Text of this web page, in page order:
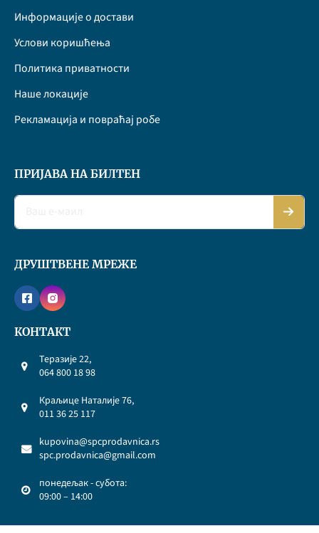
Информације о достави
Услови коришћења
Политика приватности
Наше локације
Рекламација и повраћај робе
ПРИЈАВА НА БИЛТЕН
ДРУШТВЕНЕ МРЕЖЕ
КОНТАКТ
Теразије 22,
064 800 18 98
Краљице Наталије 76,
011 36 25 117
kupovina@spcprodavnica.rs
spc.prodavnica@gmail.com
понедељак - субота:
09:00 – 14:00